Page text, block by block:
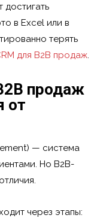
в Excel или в
терять
для B2B продаж.
продаж
от
— система
Но B2B-
через этапы: